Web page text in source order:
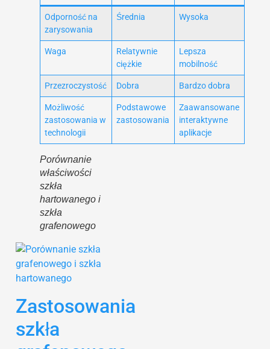
Odporność na
zarysowania
Średnia Wysoka
Waga
Relatywnie
ciężkie
Lepsza
mobilność
Przezroczystość Dobra Bardzo dobra
Możliwość
zastosowania w
technologii
Podstawowe
zastosowania
Zaawansowane
interaktywne
aplikacje
Porównanie
właściwości
szkła
hartowanego i
szkła
grafenowego
Zastosowania
szkła